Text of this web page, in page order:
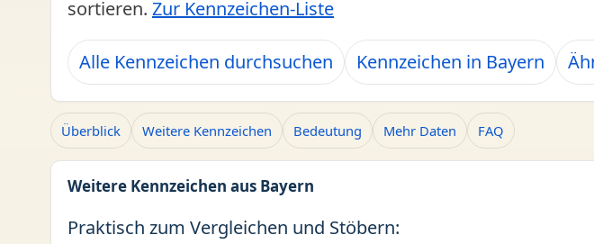
sortieren. Zur Kennzeichen-Liste
Alle Kennzeichen durchsuchen Kennzeichen in Bayern
Überblick Weitere Kennzeichen Bedeutung Mehr Daten FAQ
Weitere Kennzeichen aus Bayern
Praktisch zum Vergleichen und Stöbern: